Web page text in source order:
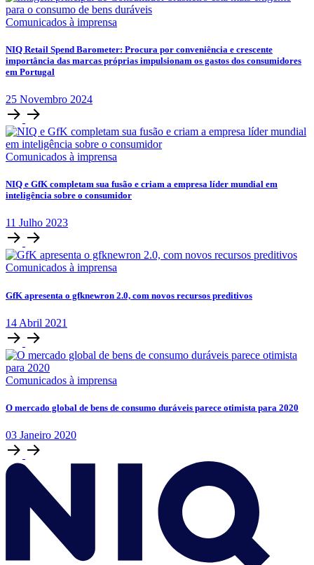
Comunicados à imprensa
NIQ Retail Spend Barometer: Procura por conveniência e crescente
importância das marcas próprias impulsionam os gastos dos consumidores
em Portugal
25 Novembro 2024
Comunicados à imprensa
NIQ e GfK completam sua fusão e criam a empresa líder mundial em
inteligência sobre o consumidor
11 Julho 2023
Comunicados à imprensa
GfK apresenta o gfknewron 2.0, com novos recursos preditivos
14 Abril 2021
Comunicados à imprensa
O mercado global de bens de consumo duráveis parece otimista para 2020
03 Janeiro 2020